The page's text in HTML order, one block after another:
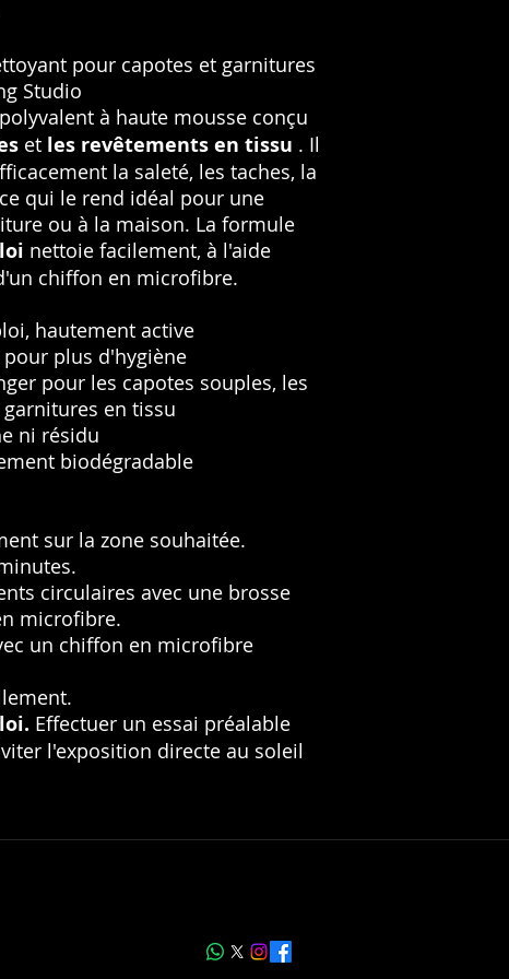
pour capotes et garnitures
Studio
à haute mousse conçu
et les revêtements en tissu . Il
la saleté, les taches, la
qui le rend idéal pour une
ou à la maison. La formule
nettoie facilement, à l'aide
chiffon en microfibre.
hautement active
plus d'hygiène
pour les capotes souples, les
en tissu
ni résidu
biodégradable
sur la zone souhaitée.
circulaires avec une brosse
microfibre.
un chiffon en microfibre
Effectuer un essai préalable
l'exposition directe au soleil